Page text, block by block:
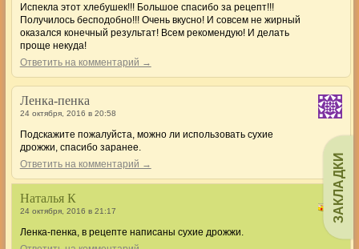
ЗАКЛАДКИ
Испекла этот хлебушек!!! Большое спасибо за рецепт!!!
Получилось бесподобно!!! Очень вкусно! И совсем не жирный
оказался конечный результат! Всем рекомендую! И делать
проще некуда!
Ответить на комментарий →
Ленка-пенка
24 октября, 2016 в 20:58
Подскажите пожалуйста, можно ли использовать сухие
дрожжи, спасибо заранее.
Ответить на комментарий →
Наталья К
24 октября, 2016 в 21:17
Ленка-пенка, в рецепте написаны сухие дрожжи.